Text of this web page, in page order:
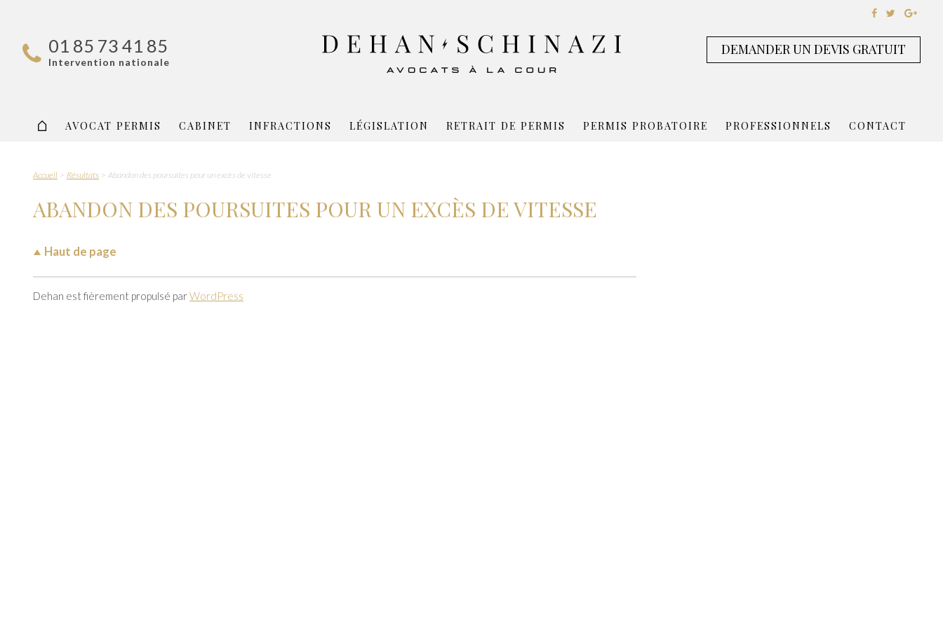
01 85 73 41 85
Intervention nationale
DEMANDER UN DEVIS GRATUIT
AVOCAT PERMIS CABINET INFRACTIONS LÉGISLATION RETRAIT DE PERMIS PERMIS PROBATOIRE PROFESSIONNELS CONTACT
Accueil Résultats Abandon des poursuites pour un excès de vitesse
ABANDON DES POURSUITES POUR UN EXCÈS DE VITESSE
Haut de page
Dehan est fièrement propulsé parWordPress